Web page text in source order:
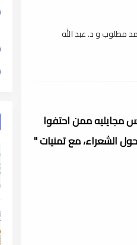
مطلوب و د. عبد الله
مجايليه ممن احتفوا
الشعراء، مع تمنيات "